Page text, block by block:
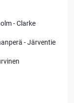
- Clarke
- Järventie